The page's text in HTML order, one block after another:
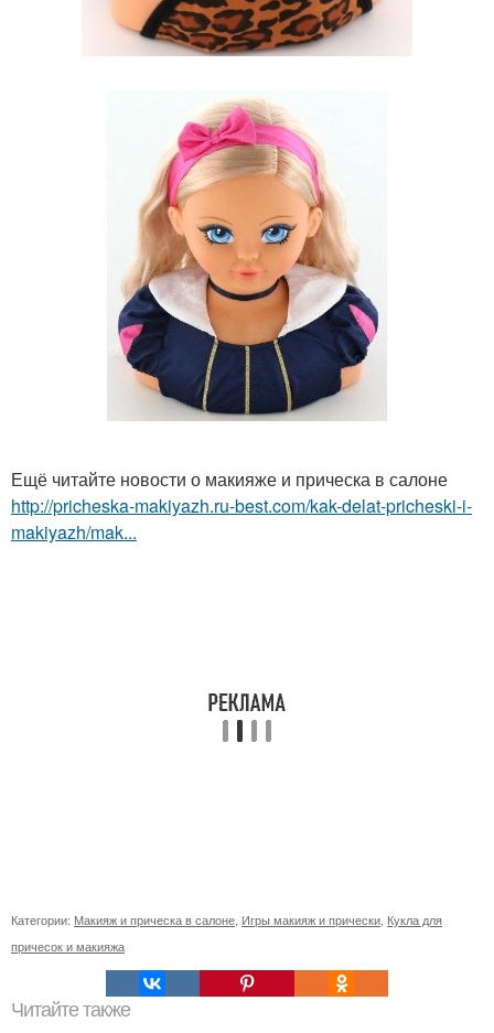
Ещё читайте новости о макияже и прическа в салоне
http://pricheska-makiyazh.ru-best.com/kak-delat-pricheski-i-
makiyazh/mak...
Категории: Макияж и прическа в салоне Игры макияж и прически Кукла для
причесок и макияжа
Читайте также